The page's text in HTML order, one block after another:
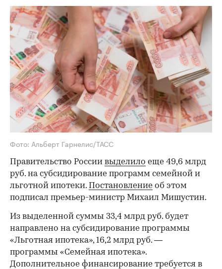
Фото: Альберт Гарнелис/ТАСС
Правительство России выделило еще 49,6 млрд
руб. на субсидирование программ семейной и
льготной ипотеки. Постановление об этом
подписал премьер-министр Михаил Мишустин.
Из выделенной суммы 33,4 млрд руб. будет
направлено на субсидирование программы
«Льготная ипотека», 16,2 млрд руб. —
программы «Семейная ипотека».
Дополнительное финансирование требуется в